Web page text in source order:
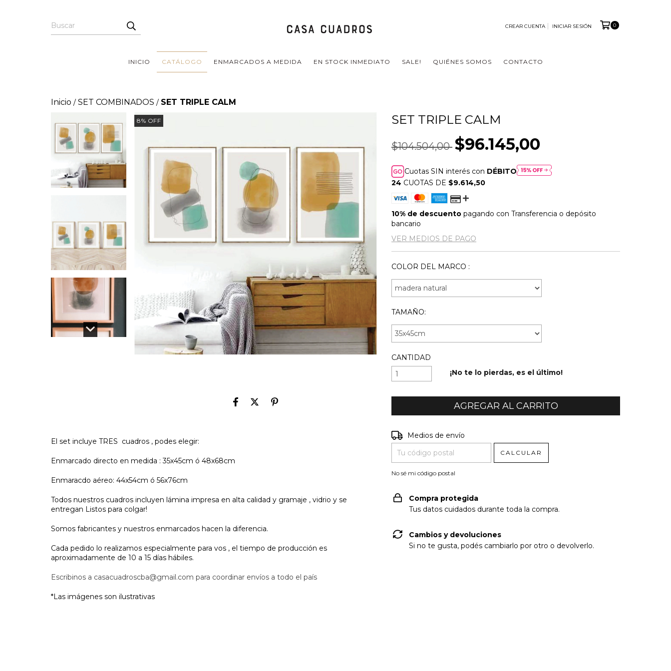
CREAR CUENTA INICIAR SESIÓN 0
INICIO CATÁLOGO ENMARCADOS A MEDIDA EN STOCK INMEDIATO SALE! QUIÉNES SOMOS CONTACTO
Inicio / SET COMBINADOS / SET TRIPLE CALM
8% OFF
El set incluye TRES cuadros , podes elegir:
Enmarcado directo en medida : 35x45cm ó 48x68cm
Enmaracdo aéreo: 44x54cm ó 56x76cm
Todos nuestros cuadros incluyen lámina impresa en alta calidad y gramaje , vidrio y se
entregan Listos para colgar!
Somos fabricantes y nuestros enmarcados hacen la diferencia.
Cada pedido lo realizamos especialmente para vos , el tiempo de producción es
aproximadamente de 10 a 15 días hábiles.
Escribinos a casacuadroscba@gmail.com para coordinar envíos a todo el país
*Las imágenes son ilustrativas
SET TRIPLE CALM
$104.504,00 $96.145,00
Cuotas SIN interés con DÉBITO
24 CUOTAS DE $9.614,50
10% de descuento pagando con Transferencia o depósito
bancario
VER MEDIOS DE PAGO
COLOR DEL MARCO :
TAMAÑO:
CANTIDAD
¡No te lo pierdas, es el último!
Entregas para el CP:
Medios de envío
CALCULAR
No sé mi código postal
Compra protegida
Tus datos cuidados durante toda la compra.
Cambios y devoluciones
Si no te gusta, podés cambiarlo por otro o devolverlo.